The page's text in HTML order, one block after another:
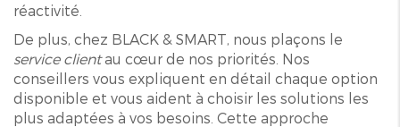
réactivité.
De plus, chez BLACK & SMART, nous plaçons le
service clientau cœur de nos priorités. Nos
conseillers vous expliquent en détail chaque option
disponible et vous aident à choisir les solutions les
plus adaptées à vos besoins. Cette approche